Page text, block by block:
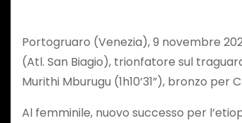
Portogruaro (Venezia), 9 novembre
(Atl. San Biagio), trionfatore sul
Murithi Mburugu (1h10’31”), bronzo per
Al femminile, nuovo successo per